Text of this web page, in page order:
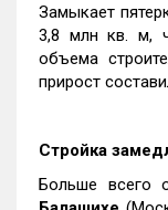
Замыкает
3,8 млн кв. м,
объема
прирост
Стройка
Больше всего